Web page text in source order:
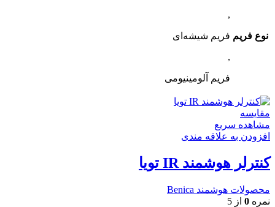
نوع فریم
,
فریم شیشه‌ای
,
فریم آلومینیومی
مقایسه
مشاهده سریع
افزودن به علاقه مندی
کنترلر هوشمند IR تویا
محصولات هوشمند Benica
نمره 0 از 5